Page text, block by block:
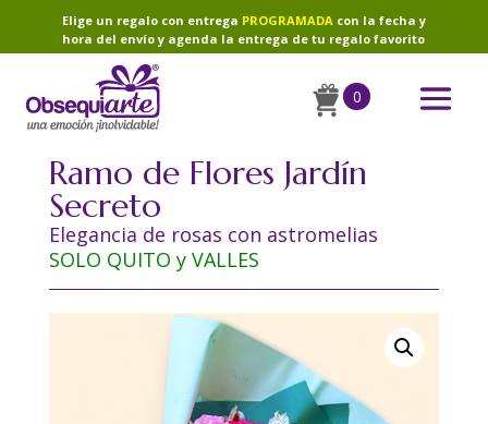
Elige un regalo con entrega PROGRAMADAcon la fecha y
hora del envío y agenda la entrega de tu regalo favorito
0
Ramo de Flores Jardín
Secreto
Elegancia de rosas con astromelias
SOLO QUITO y VALLES